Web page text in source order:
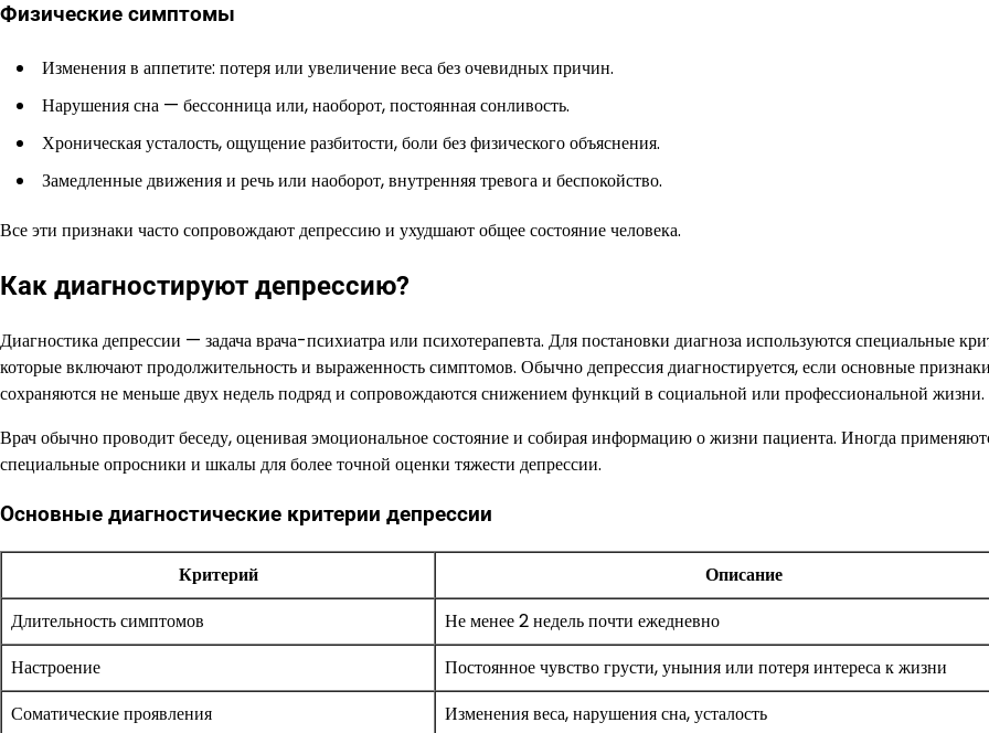
Физические симптомы
Изменения в аппетите: потеря или увеличение веса без очевидных причин.
Нарушения сна — бессонница или, наоборот, постоянная сонливость.
Хроническая усталость, ощущение разбитости, боли без физического объяснения.
Замедленные движения и речь или наоборот, внутренняя тревога и беспокойство.
Все эти признаки часто сопровождают депрессию и ухудшают общее состояние человека.
Как диагностируют депрессию?
Диагностика депрессии — задача врача-психиатра или психотерапевта. Для постановки диагноза используются специальные
которые включают продолжительность и выраженность симптомов. Обычно депрессия диагностируется, если основные
сохраняются не меньше двух недель подряд и сопровождаются снижением функций в социальной или профессиональной жизни.
Врач обычно проводит беседу, оценивая эмоциональное состояние и собирая информацию о жизни пациента. Иногда
специальные опросники и шкалы для более точной оценки тяжести депрессии.
Основные диагностические критерии депрессии
Критерий
Описание
Длительность симптомов
Не менее 2 недель почти ежедневно
Настроение
Постоянное чувство грусти, уныния или потеря интереса к жизни
Соматические проявления
Изменения веса, нарушения сна, усталость